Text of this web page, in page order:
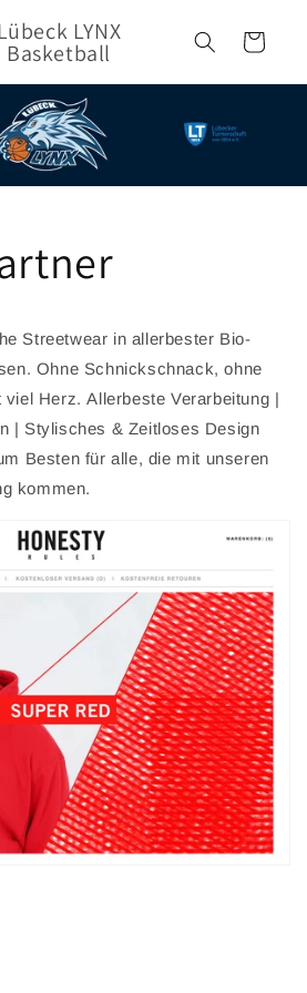
LYNX
Basketball Warenkorb
Streetwear in allerbester Bio-
Ohne Schnickschnack, ohne
viel Herz.Allerbeste Verarbeitung |
| Stylisches & Zeitloses Design
Besten für alle, die mit unseren
kommen.